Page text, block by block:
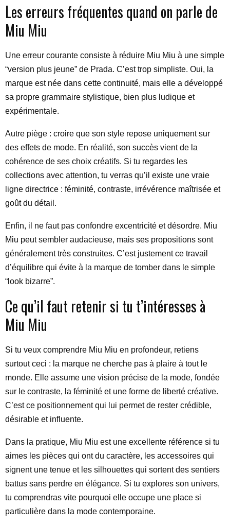
Les erreurs fréquentes quand on parle de
Miu Miu
Une erreur courante consiste à réduire Miu Miu à une simple
“version plus jeune” de Prada. C’est trop simpliste. Oui, la
marque est née dans cette continuité, mais elle a développé
sa propre grammaire stylistique, bien plus ludique et
expérimentale.
Autre piège : croire que son style repose uniquement sur
des effets de mode. En réalité, son succès vient de la
cohérence de ses choix créatifs. Si tu regardes les
collections avec attention, tu verras qu’il existe une vraie
ligne directrice : féminité, contraste, irrévérence maîtrisée et
goût du détail.
Enfin, il ne faut pas confondre excentricité et désordre. Miu
Miu peut sembler audacieuse, mais ses propositions sont
généralement très construites. C’est justement ce travail
d’équilibre qui évite à la marque de tomber dans le simple
“look bizarre”.
Ce qu’il faut retenir si tu t’intéresses à
Miu Miu
Si tu veux comprendre Miu Miu en profondeur, retiens
surtout ceci : la marque ne cherche pas à plaire à tout le
monde. Elle assume une vision précise de la mode, fondée
sur le contraste, la féminité et une forme de liberté créative.
C’est ce positionnement qui lui permet de rester crédible,
désirable et influente.
Dans la pratique, Miu Miu est une excellente référence si tu
aimes les pièces qui ont du caractère, les accessoires qui
signent une tenue et les silhouettes qui sortent des sentiers
battus sans perdre en élégance. Si tu explores son univers,
tu comprendras vite pourquoi elle occupe une place si
particulière dans la mode contemporaine.